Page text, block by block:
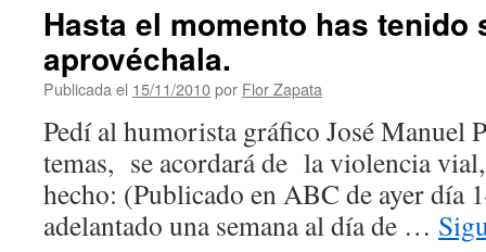
Hasta el momento has tenido
aprovéchala.
Publicada el 15/11/2010por Flor Zapata
Pedí al humorista gráfico José Manuel
temas, se acordará de la violencia
hecho: (Publicado en ABC de ayer día
adelantado una semana al día de …